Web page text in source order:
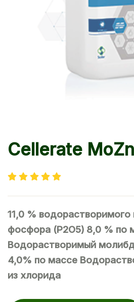
Cellerate MoZn
11,0 % водорастворимого
фосфора (P2O5) 8,0 % по
Водорастворимый
4,0% по массе
из хлорида